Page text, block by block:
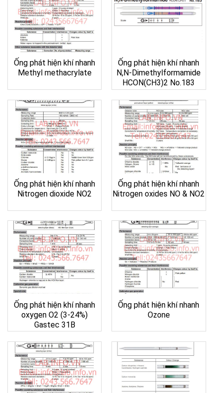
Ống phát hiện khí nhanh
Methyl methacrylate
Ống phát hiện khí nhanh
N,N-Dimethylformamide
HCON(CH3)2 No.183
Ống phát hiện khí nhanh
Nitrogen dioxide NO2
Ống phát hiện khí nhanh
Nitrogen oxides NO & NO2
Ống phát hiện khí nhanh
oxygen O2 (3-24%)
Gastec 31B
Ống phát hiện khí nhanh
Ozone